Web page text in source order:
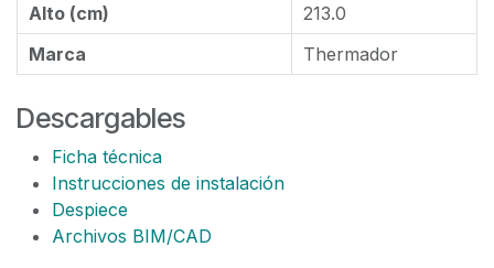
Alto (cm)
213.0
Marca
Thermador
Descargables
Ficha técnica
Instrucciones de instalación
Despiece
Archivos BIM/CAD